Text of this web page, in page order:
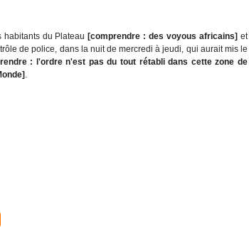
habitants du Plateau[comprendre : des voyous africains] et
de police, dans la nuit de mercredi à jeudi, qui aurait mis le
: l'ordre n'est pas du tout rétabli dans cette zone de
.